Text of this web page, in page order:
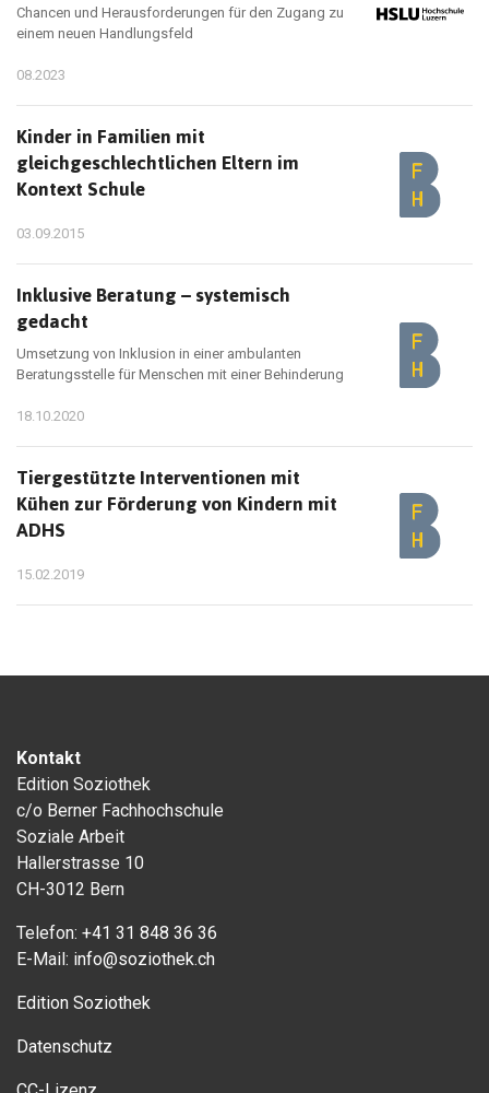
Chancen und Herausforderungen für den Zugang zu
einem neuen Handlungsfeld
08.2023
Kinder in Familien mit
gleichgeschlechtlichen Eltern im
Kontext Schule
03.09.2015
Inklusive Beratung – systemisch
gedacht
Umsetzung von Inklusion in einer ambulanten
Beratungsstelle für Menschen mit einer Behinderung
18.10.2020
Tiergestützte Interventionen mit
Kühen zur Förderung von Kindern mit
ADHS
15.02.2019
Kontakt
Edition Soziothek
c/o Berner Fachhochschule
Soziale Arbeit
Hallerstrasse 10
CH-3012 Bern
Telefon: +41 31 848 36 36
E-Mail: info@soziothek.ch
Edition Soziothek
Datenschutz